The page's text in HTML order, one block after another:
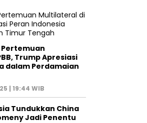
Pertemuan
Trump Apresiasi
dalam Perdamaian
| 19:44 WIB
Tundukkan China
Jadi Penentu